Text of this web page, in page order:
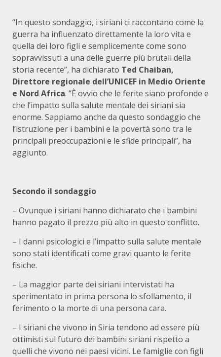
“In questo sondaggio, i siriani ci raccontano come la
guerra ha influenzato direttamente la loro vita e
quella dei loro figli e semplicemente come sono
sopravvissuti a una delle guerre più brutali della
storia recente”, ha dichiarato Ted Chaiban,
Direttore regionale dell’UNICEF in Medio Oriente
e Nord Africa. “È ovvio che le ferite siano profonde e
che l’impatto sulla salute mentale dei siriani sia
enorme. Sappiamo anche da questo sondaggio che
l’istruzione per i bambini e la povertà sono tra le
principali preoccupazioni e le sfide principali”, ha
aggiunto.
Secondo il sondaggio
– Ovunque i siriani hanno dichiarato che i bambini
hanno pagato il prezzo più alto in questo conflitto.
– I danni psicologici e l’impatto sulla salute mentale
sono stati identificati come gravi quanto le ferite
fisiche.
– La maggior parte dei siriani intervistati ha
sperimentato in prima persona lo sfollamento, il
ferimento o la morte di una persona cara.
– I siriani che vivono in Siria tendono ad essere più
ottimisti sul futuro dei bambini siriani rispetto a
quelli che vivono nei paesi vicini. Le famiglie con figli